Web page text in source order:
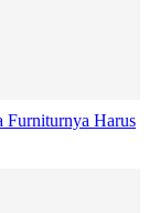
Harus